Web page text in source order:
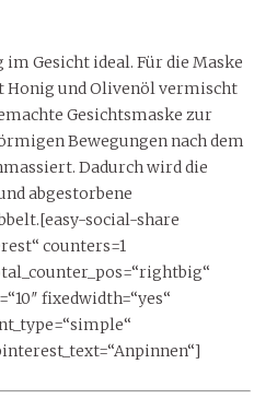
Gesicht ideal. Für die Maske
Honig und Olivenöl vermischt
Gesichtsmaske zur
Bewegungen nach dem
Dadurch wird die
abgestorbene
social-share
counters=1
fixedwidth=“yes“